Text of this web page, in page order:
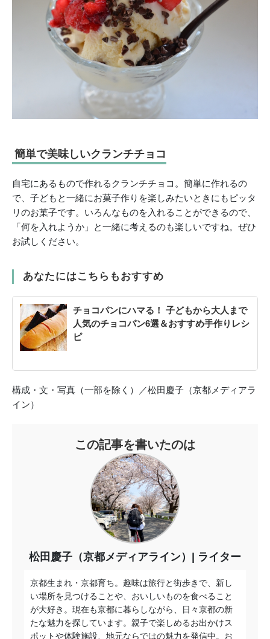
簡単で美味しいクランチチョコ
自宅にあるもので作れるクランチチョコ。簡単に作れるの
で、子どもと一緒にお菓子作りを楽しみたいときにもピッタ
リのお菓子です。いろんなものを入れることができるので、
「何を入れようか」と一緒に考えるのも楽しいですね。ぜひ
お試しください。
あなたにはこちらもおすすめ
チョコパンにハマる！ 子どもから大人まで
人気のチョコパン6選＆おすすめ手作りレシ
ピ
構成・文・写真（一部を除く）／松田慶子（京都メディアラ
イン）
この記事を書いたのは
松田慶子（京都メディアライン） ライター
京都生まれ・京都育ち。趣味は旅行と街歩きで、新し
い場所を見つけることや、おいしいものを食べること
が大好き。現在も京都に暮らしながら、日々京都の新
たな魅力を探しています。親子で楽しめるお出かけス
ポットや体験施設、地元ならではの魅力を発信中。お